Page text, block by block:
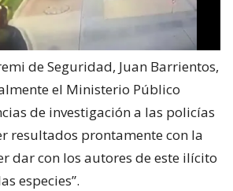
de Seguridad, Juan Barrientos,
el Ministerio Público
de investigación a las policías
resultados prontamente con la
dar con los autores de este ilícito
especies”.